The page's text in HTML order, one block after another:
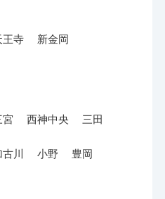
王寺 新金岡
宮 西神中央 三田
川 小野 豊岡